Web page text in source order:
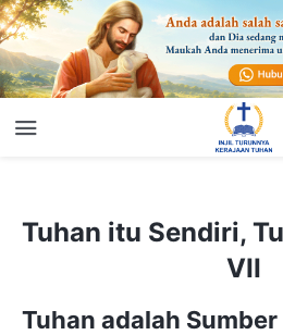
Tuhan itu Sendiri, Tuhan yang Unik VII
Tuhan itu Sendiri,
VII
Tuhan adalah